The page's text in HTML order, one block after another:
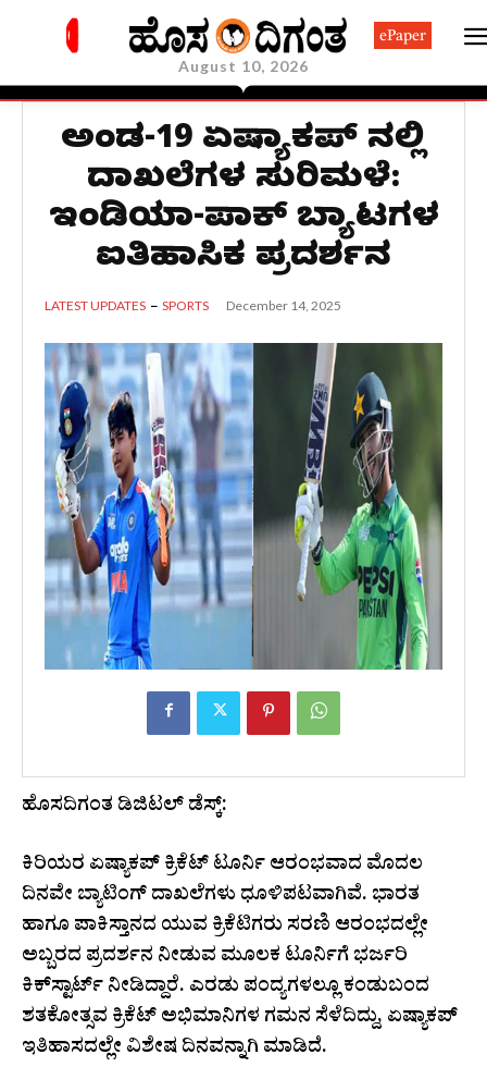
August 10, 2026
ePaper
ಅಂಡರ್-19 ಏಷ್ಯಾಕಪ್‌ ನಲ್ಲಿ
ದಾಖಲೆಗಳ ಸುರಿಮಳೆ:
ಇಂಡಿಯಾ-ಪಾಕ್ ಬ್ಯಾಟರ್‌ಗಳ
ಐತಿಹಾಸಿಕ ಪ್ರದರ್ಶನ
LATEST UPDATES SPORTS December 14, 2025
ಹೊಸದಿಗಂತ ಡಿಜಿಟಲ್ ಡೆಸ್ಕ್:
ಕಿರಿಯರ ಏಷ್ಯಾಕಪ್ ಕ್ರಿಕೆಟ್ ಟೂರ್ನಿ ಆರಂಭವಾದ ಮೊದಲ
ದಿನವೇ ಬ್ಯಾಟಿಂಗ್ ದಾಖಲೆಗಳು ಧೂಳಿಪಟವಾಗಿವೆ. ಭಾರತ
ಹಾಗೂ ಪಾಕಿಸ್ತಾನದ ಯುವ ಕ್ರಿಕೆಟಿಗರು ಸರಣಿ ಆರಂಭದಲ್ಲೇ
ಅಬ್ಬರದ ಪ್ರದರ್ಶನ ನೀಡುವ ಮೂಲಕ ಟೂರ್ನಿಗೆ ಭರ್ಜರಿ
ಕಿಕ್‌ಸ್ಟಾರ್ಟ್ ನೀಡಿದ್ದಾರೆ. ಎರಡು ಪಂದ್ಯಗಳಲ್ಲೂ ಕಂಡುಬಂದ
ಶತಕೋತ್ಸವ ಕ್ರಿಕೆಟ್ ಅಭಿಮಾನಿಗಳ ಗಮನ ಸೆಳೆದಿದ್ದು, ಏಷ್ಯಾಕಪ್
ಇತಿಹಾಸದಲ್ಲೇ ವಿಶೇಷ ದಿನವನ್ನಾಗಿ ಮಾಡಿದೆ.